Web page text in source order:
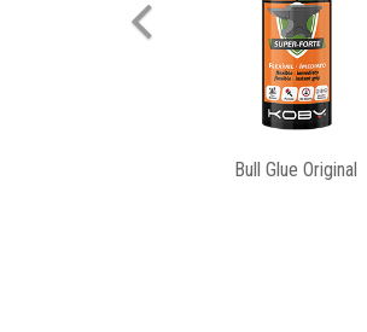
Clavo Liquido